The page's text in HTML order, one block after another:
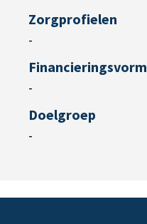
Zorgprofielen
-
Financieringsvorm
-
Doelgroep
-